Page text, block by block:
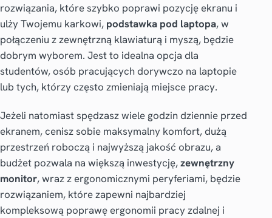
rozwiązania, które szybko poprawi pozycję ekranu i
ulży Twojemu karkowi, podstawka pod laptopa, w
połączeniu z zewnętrzną klawiaturą i myszą, będzie
dobrym wyborem. Jest to idealna opcja dla
studentów, osób pracujących dorywczo na laptopie
lub tych, którzy często zmieniają miejsce pracy.
Jeżeli natomiast spędzasz wiele godzin dziennie przed
ekranem, cenisz sobie maksymalny komfort, dużą
przestrzeń roboczą i najwyższą jakość obrazu, a
budżet pozwala na większą inwestycję,zewnętrzny
monitor, wraz z ergonomicznymi peryferiami, będzie
rozwiązaniem, które zapewni najbardziej
kompleksową poprawę ergonomii pracy zdalnej i